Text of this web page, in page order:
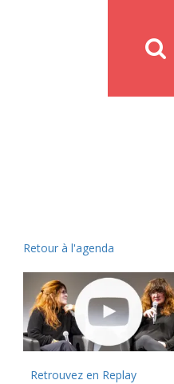
Retour à l'agenda
Retrouvez en Replay